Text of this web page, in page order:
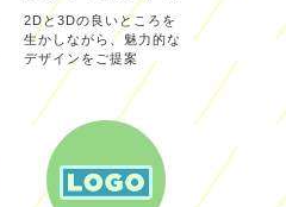
2Dと3Dの良いところを
生かしながら、魅力的な
デザインをご提案